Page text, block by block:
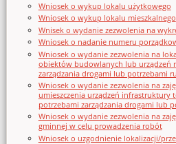
Wniosek o wykup lokalu użytkowego
Wniosek o wykup lokalu mieszkalnego
Wnisek o wydanie zezwolenia na
Wniosek o nadanie numeru
Wniosek o wydanie zezwolenia na
obiektów budowlanych lub urządzeń
zarządzania drogami lub potrzebami
Wniosek o wydanie zezwolenia na
umieszczenia urządzeń infrastruktury
potrzebami zarządzania drogami lub
Wniosek o wydanie zezwolenia na
gminnej w celu prowadzenia robót
Wniosek o uzgodnienie lokalizacji/